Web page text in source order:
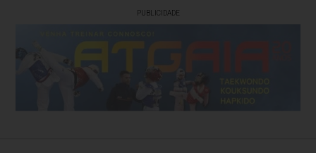
PUBLICIDADE